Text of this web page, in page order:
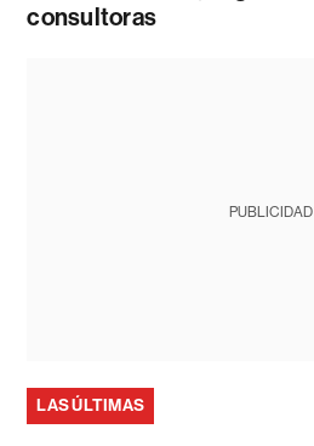
consultoras
PUBLICIDAD
LAS ÚLTIMAS